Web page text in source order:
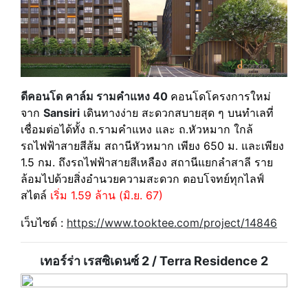
ดีคอนโด คาล์ม รามคำแหง 40 คอนโดโครงการใหม่
จาก Sansiri เดินทางง่าย สะดวกสบายสุด ๆ บนทำเลที่
เชื่อมต่อได้ทั้ง ถ.รามคำแหง และ ถ.หัวหมาก ใกล้
รถไฟฟ้าสายสีส้ม สถานีหัวหมาก เพียง 650 ม. และเพียง
1.5 กม. ถึงรถไฟฟ้าสายสีเหลือง สถานีแยกลำสาลี ราย
ล้อมไปด้วยสิ่งอำนวยความสะดวก ตอบโจทย์ทุกไลฟ์
สไตล์ เริ่ม 1.59 ล้าน (มิ.ย. 67)
เว็บไซต์ : https://www.tooktee.com/project/14846
เทอร์ร่า เรสซิเดนซ์ 2 / Terra Residence 2